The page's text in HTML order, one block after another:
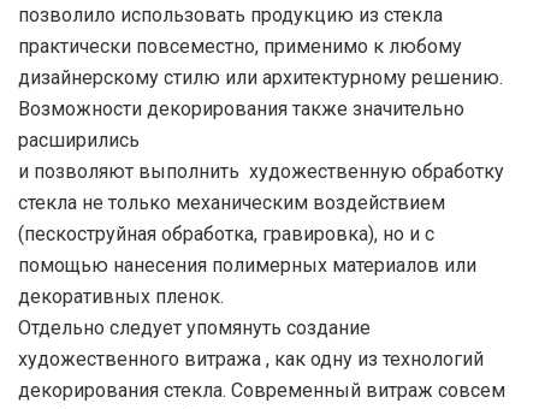
ЦВЕТНОЕ СТЕКЛО
ЗЕРКАЛО СОСТАРЕННОЕ
ЗЕРКАЛО МАТОВОЕ
ЗЕРКАЛО УЗОРЧАТОЕ
СВЕРЛЕНИЕ ОТВЕРСТИЙ
ГРАВИРОВКА
СКЛЕЙКА СТЕКЛА
МОЛЛИРОВАНИЕ СТЕКЛА
НАКЛЕЙКА БРОНЕПЛЕНКИ
НАКЛЕЙКА ДЕКОРАТИВНЫХ ПЛЕНОК
РАБОТА СО СВИНЦОВОЙ ЖИЛОЙ
ВИТРАЖНЫЙ КОНТУР
ИЗГОТОВЛЕНИЕ ТРИПЛЕКСА
ЗАКАЛКА СТЕКЛА
ФАЦЕНТНЫЕ ЭЛЕМЕНТЫ
ФОТОПЕЧАТЬ НА ШКАФАХ-КУПЕ
ФОТОПЕЧАТЬ НА СТЕНОВЫХ ПАНЕЛЯХ
позволило использовать продукцию из стекла
практически повсеместно, применимо к любому
дизайнерскому стилю или архитектурному решению.
Возможности декорирования также значительно
расширились
и позволяют выполнить художественную обработку
стекла не только механическим воздействием
(пескоструйная обработка, гравировка), но и с
помощью нанесения полимерных материалов или
декоративных пленок.
Отдельно следует упомянуть создание
художественного витража , как одну из технологий
декорирования стекла. Современный витраж совсем